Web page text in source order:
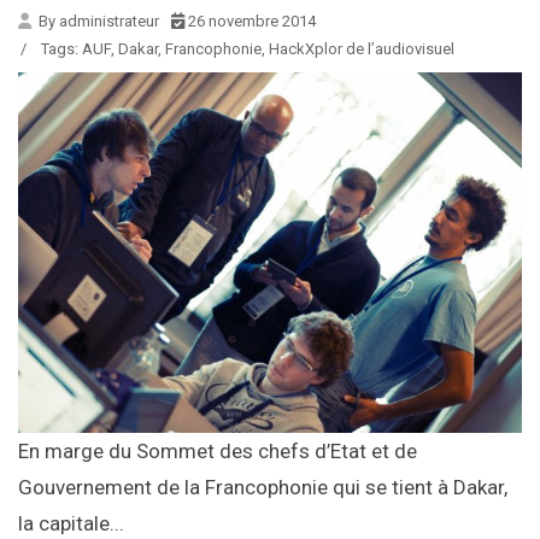
By administrateur
26 novembre 2014
/
Tags: AUF, Dakar, Francophonie, HackXplor de l’audiovisuel
En marge du Sommet des chefs d’Etat et de
Gouvernement de la Francophonie qui se tient à Dakar,
la capitale...